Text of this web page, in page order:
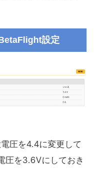
設定
圧を4.4に変更して
圧を3.6Vにしておき